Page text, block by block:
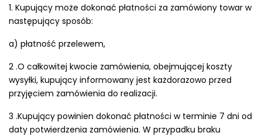
1. Kupujący może dokonać płatności za zamówiony towar w
następujący sposób:
a) płatność przelewem,
2 .O całkowitej kwocie zamówienia, obejmującej koszty
wysyłki, kupujący informowany jest każdorazowo przed
przyjęciem zamówienia do realizacji.
3 .Kupujący powinien dokonać płatności w terminie 7 dni od
daty potwierdzenia zamówienia. W przypadku braku